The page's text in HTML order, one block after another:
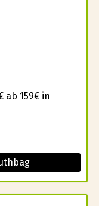
ab 159€ in